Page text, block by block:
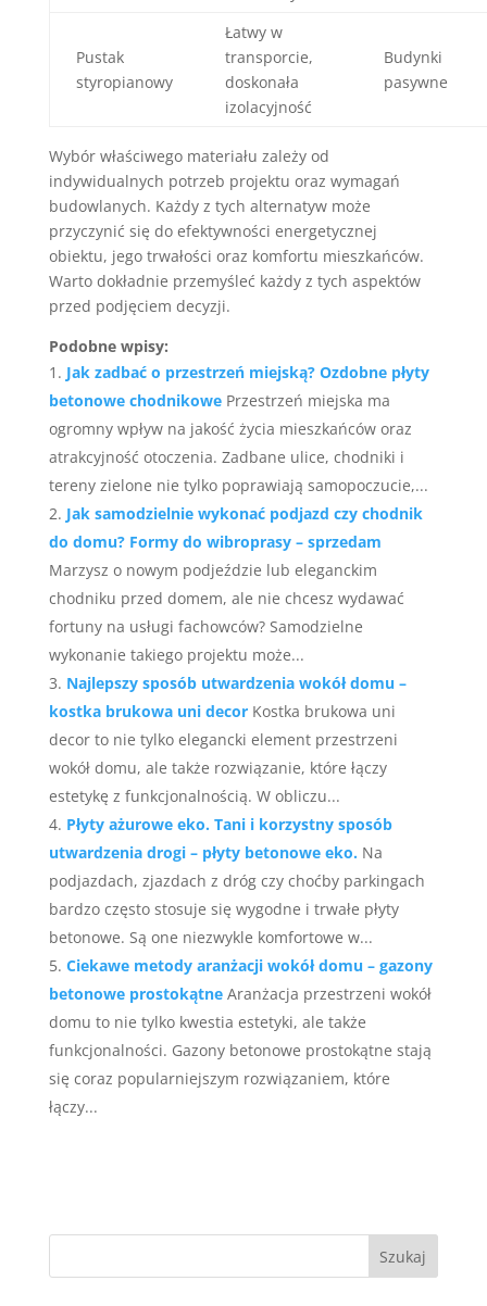
Pustak
styropianowy
Łatwy w
transporcie,
doskonała
izolacyjność
Budynki
pasywne
Wybór właściwego materiału zależy od
indywidualnych potrzeb projektu oraz wymagań
budowlanych. Każdy z tych alternatyw może
przyczynić się do efektywności energetycznej
obiektu, jego trwałości oraz komfortu mieszkańców.
Warto dokładnie przemyśleć każdy z tych aspektów
przed podjęciem decyzji.
Podobne wpisy:
Jak zadbać o przestrzeń miejską? Ozdobne płyty
betonowe chodnikowe Przestrzeń miejska ma
ogromny wpływ na jakość życia mieszkańców oraz
atrakcyjność otoczenia. Zadbane ulice, chodniki i
tereny zielone nie tylko poprawiają samopoczucie,...
Jak samodzielnie wykonać podjazd czy chodnik
do domu? Formy do wibroprasy – sprzedam
Marzysz o nowym podjeździe lub eleganckim
chodniku przed domem, ale nie chcesz wydawać
fortuny na usługi fachowców? Samodzielne
wykonanie takiego projektu może...
Najlepszy sposób utwardzenia wokół domu –
kostka brukowa uni decor Kostka brukowa uni
decor to nie tylko elegancki element przestrzeni
wokół domu, ale także rozwiązanie, które łączy
estetykę z funkcjonalnością. W obliczu...
Płyty ażurowe eko. Tani i korzystny sposób
utwardzenia drogi – płyty betonowe eko. Na
podjazdach, zjazdach z dróg czy choćby parkingach
bardzo często stosuje się wygodne i trwałe płyty
betonowe. Są one niezwykle komfortowe w...
Ciekawe metody aranżacji wokół domu – gazony
betonowe prostokątne Aranżacja przestrzeni wokół
domu to nie tylko kwestia estetyki, ale także
funkcjonalności. Gazony betonowe prostokątne stają
się coraz popularniejszym rozwiązaniem, które
łączy...